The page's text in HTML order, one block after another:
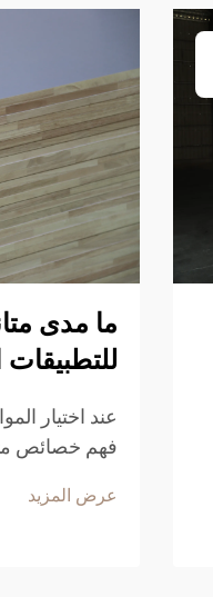
ما مدى
للتطبيقات
عند اختيار
فهم خصائص
مستنيرة. وقد
عرض المزيد